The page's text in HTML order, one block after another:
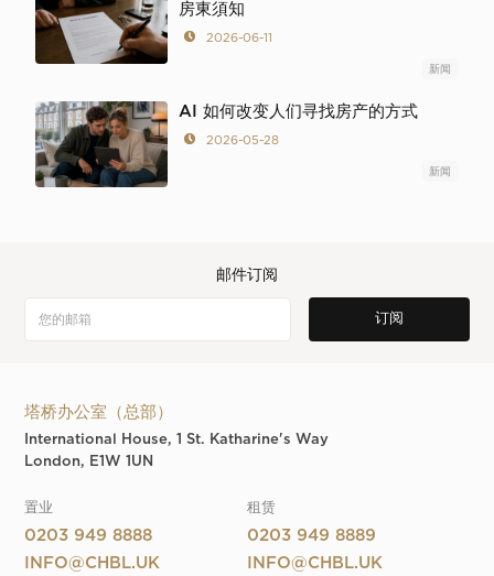
房東須知
2026-06-11
新闻
AI 如何改变人们寻找房产的方式
2026-05-28
新闻
邮件订阅
塔桥办公室（总部）
International House, 1 St. Katharine's Way
London, E1W 1UN
置业
0203 949 8888
INFO@CHBL.UK
租赁
0203 949 8889
INFO@CHBL.UK